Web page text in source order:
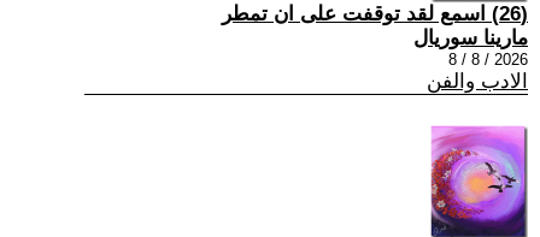
(26) اسمع لقد توقفت على ان تمطر
مارينا سوريال
2026 / 8 / 8
الادب والفن